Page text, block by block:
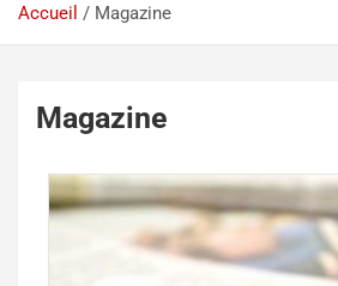
Accueil Magazine
Magazine